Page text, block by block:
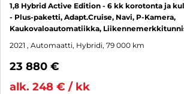
1,8 Hybrid Active Edition - 6 kk korotonta ja
- Plus-paketti, Adapt.Cruise, Navi, P-Kamera,
Kaukovaloautomatiikka,
2021 , Automaatti, Hybridi, 79 000 km
23 880 €
alk. 248 € / kk